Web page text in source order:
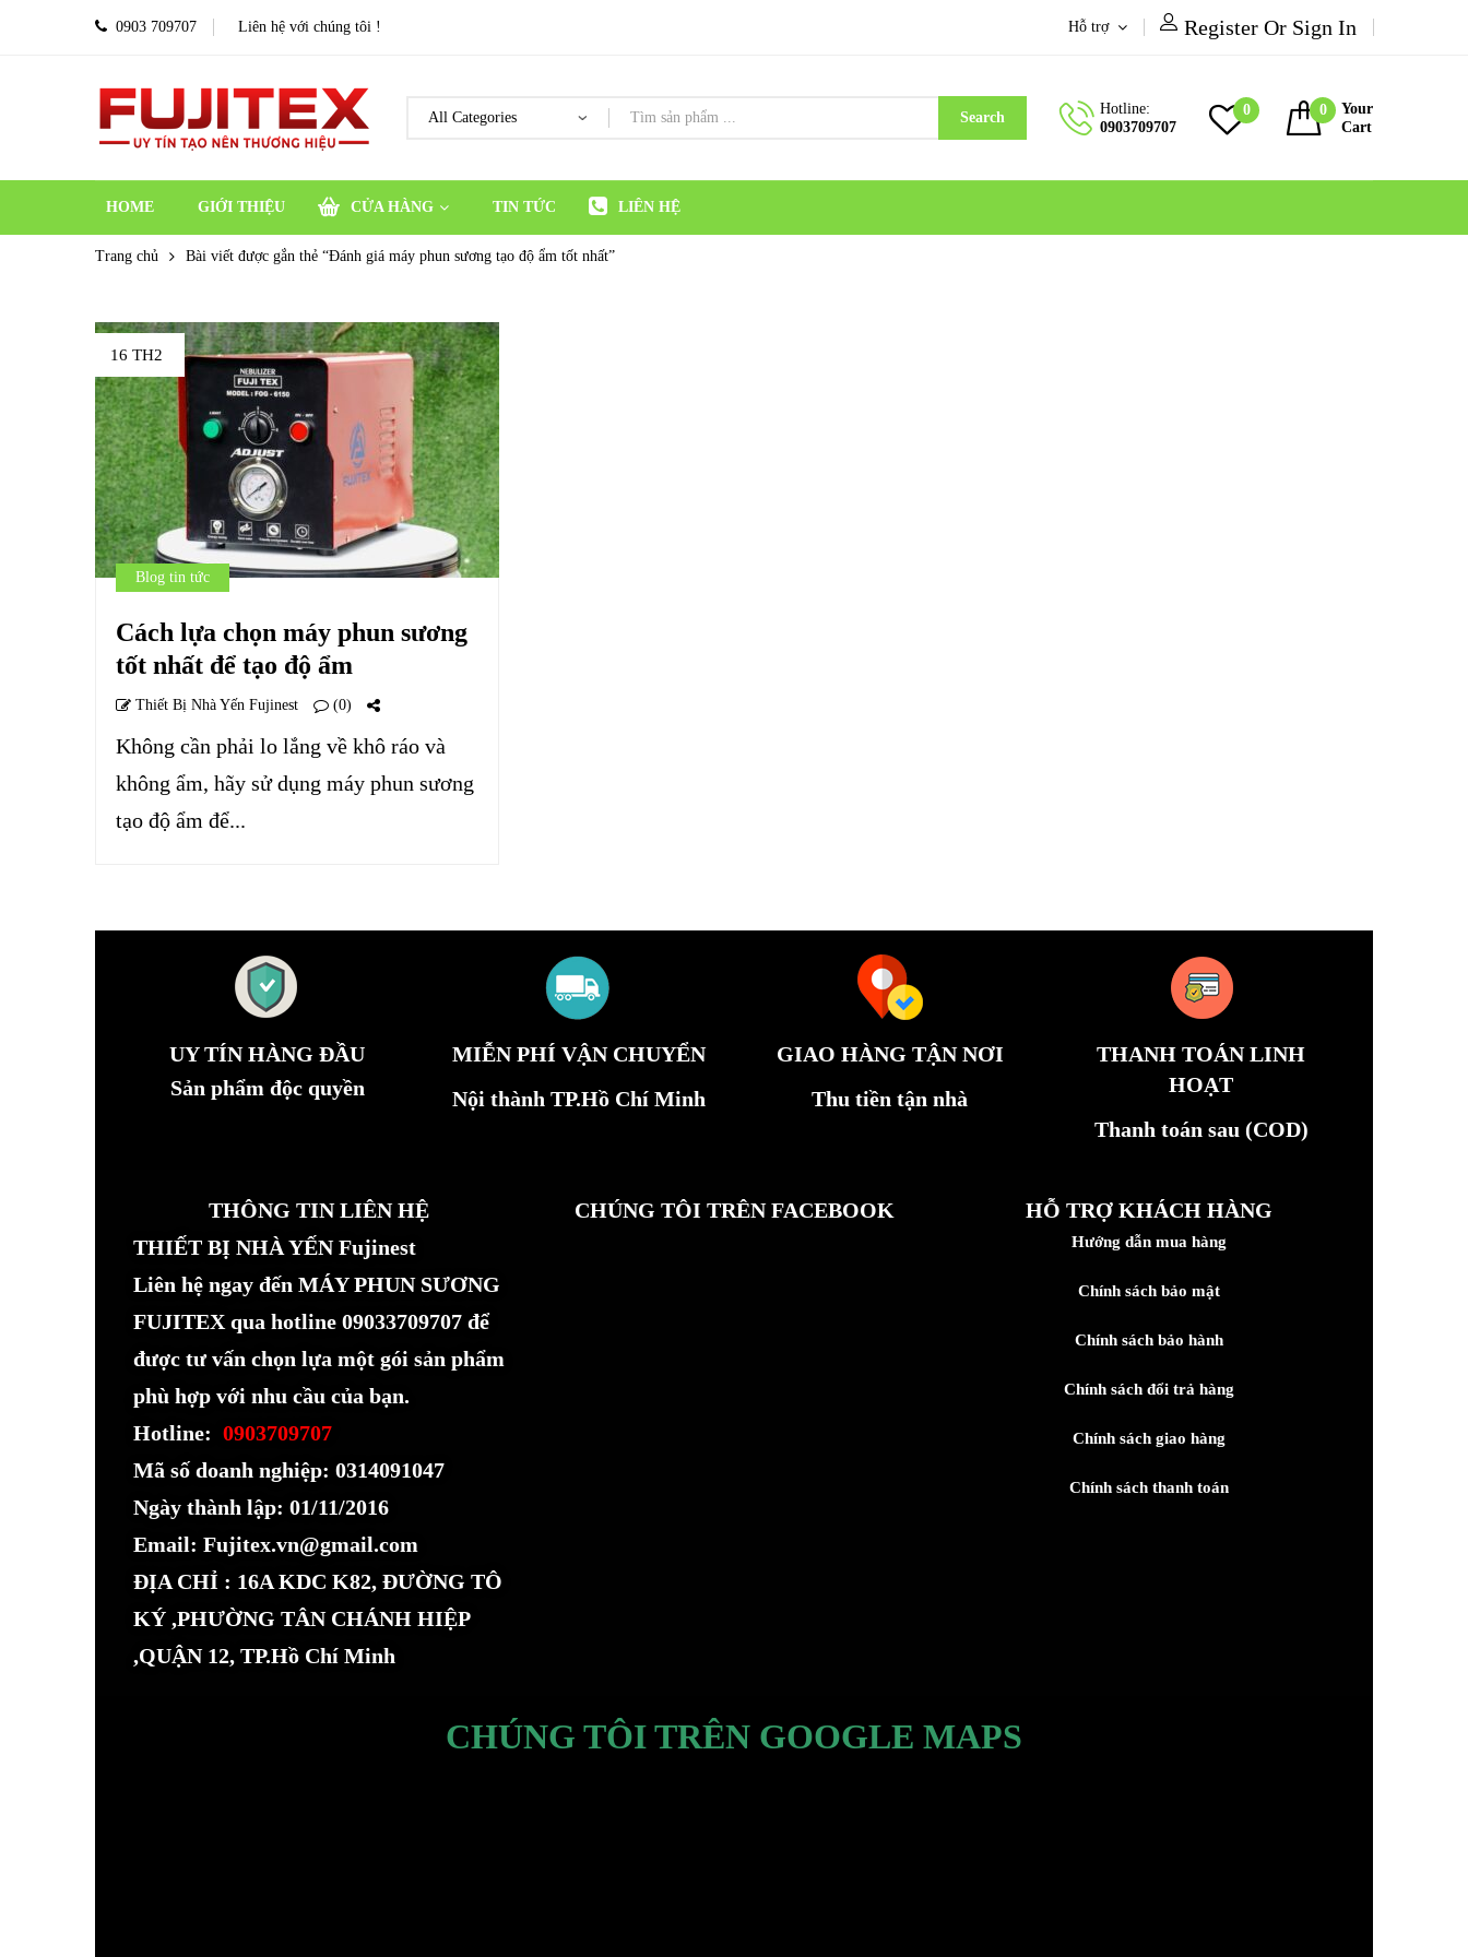
0903 709707 Liên hệ với chúng tôi ! Hỗ trợ Register Or Sign In
Search
Hotline:
0903709707
0 0
Your
Cart
HOME GIỚI THIỆU CỬA HÀNG TIN TỨC LIÊN HỆ
Trang chủ Bài viết được gắn thẻ “Đánh giá máy phun sương tạo độ ẩm tốt nhất”
16 TH2
Blog tin tức
Cách lựa chọn máy phun sương
tốt nhất để tạo độ ẩm
Thiết Bị Nhà Yến Fujinest (0)
Không cần phải lo lắng về khô ráo và
không ẩm, hãy sử dụng máy phun sương
tạo độ ẩm để...
UY TÍN HÀNG ĐẦU
Sản phẩm độc quyền
MIỄN PHÍ VẬN CHUYỂN
Nội thành TP.Hồ Chí Minh
GIAO HÀNG TẬN NƠI
Thu tiền tận nhà
THANH TOÁN LINH
HOẠT
Thanh toán sau (COD)
THÔNG TIN LIÊN HỆ
THIẾT BỊ NHÀ YẾN Fujinest
Liên hệ ngay đến MÁY PHUN SƯƠNG
FUJITEX qua hotline 09033709707 để
được tư vấn chọn lựa một gói sản phẩm
phù hợp với nhu cầu của bạn.
Hotline: 0903709707
Mã số doanh nghiệp: 0314091047
Ngày thành lập: 01/11/2016
Email: Fujitex.vn@gmail.com
ĐỊA CHỈ : 16A KDC K82, ĐƯỜNG TÔ
KÝ ,PHƯỜNG TÂN CHÁNH HIỆP
,QUẬN 12, TP.Hồ Chí Minh
CHÚNG TÔI TRÊN FACEBOOK HỖ TRỢ KHÁCH HÀNG
Hướng dẫn mua hàng
Chính sách bảo mật
Chính sách bảo hành
Chính sách đổi trả hàng
Chính sách giao hàng
Chính sách thanh toán
CHÚNG TÔI TRÊN GOOGLE MAPS